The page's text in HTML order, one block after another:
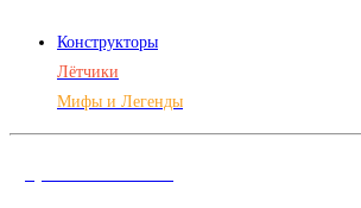
Конструкторы
Лётчики
Мифы и Легенды